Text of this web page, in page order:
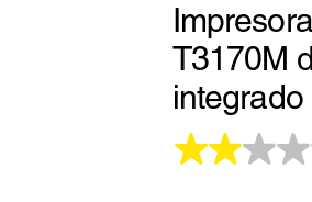
T3170M
integrado